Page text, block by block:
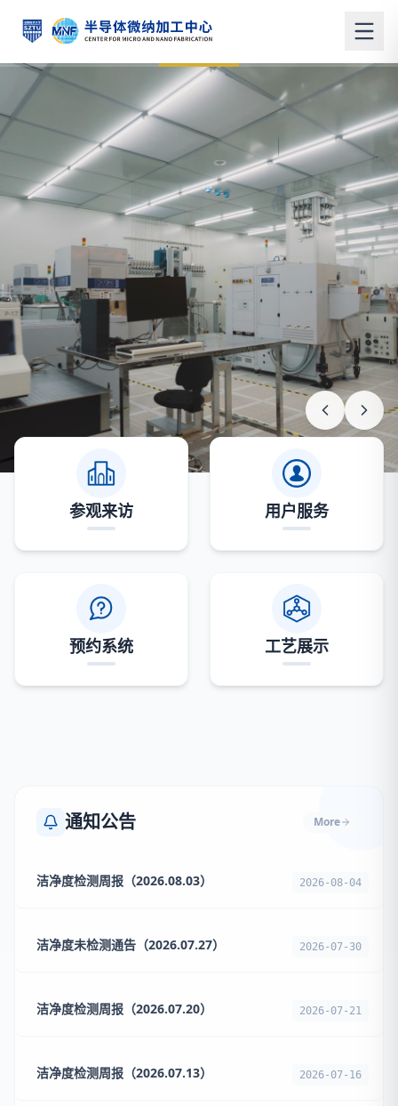
参观来访 用户服务
预约系统 工艺展示
通知公告 More
洁净度检测周报（2026.08.03） 2026-08-04
洁净度未检测通告（2026.07.27） 2026-07-30
洁净度检测周报（2026.07.20） 2026-07-21
洁净度检测周报（2026.07.13） 2026-07-16